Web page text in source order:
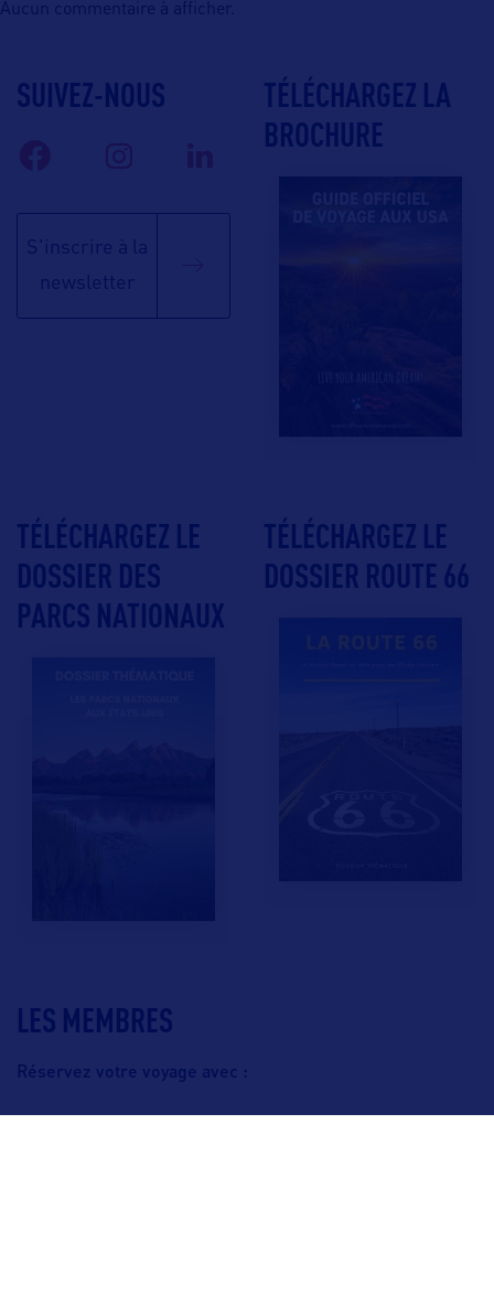
Aucun commentaire à afficher.
LES MEMBRES
Réservez votre voyage avec :
SUIVEZ-NOUS
S'inscrire à la
newsletter
TÉLÉCHARGEZ LA
BROCHURE
TÉLÉCHARGEZ LE
DOSSIER DES
PARCS NATIONAUX
TÉLÉCHARGEZ LE
DOSSIER ROUTE 66